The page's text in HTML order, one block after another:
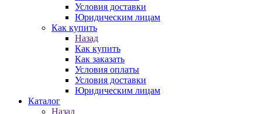
Условия доставки
Юридическим лицам
Как купить
Назад
Как купить
Как заказать
Условия оплаты
Условия доставки
Юридическим лицам
Каталог
Назад